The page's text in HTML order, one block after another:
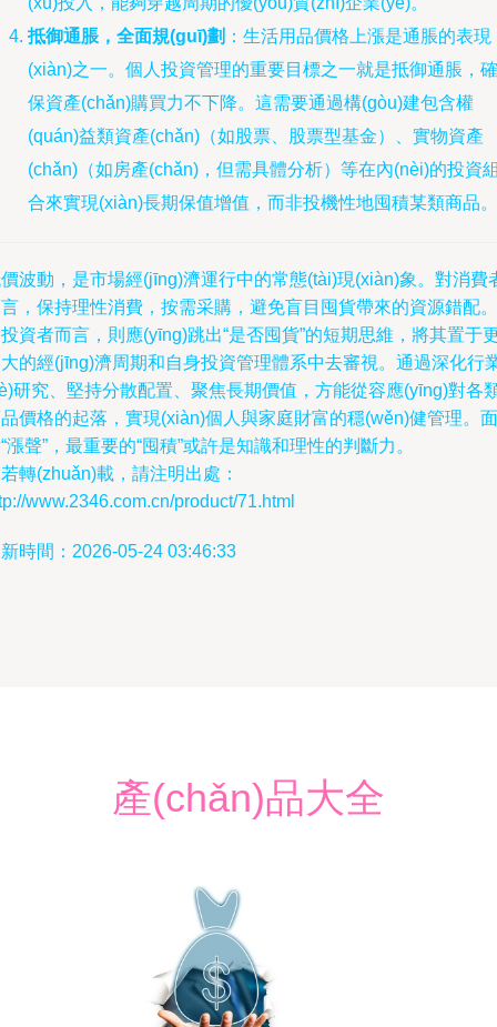
抵御通脹，全面規(guī)劃 ：生活用品價格上漲是通脹的表現
(xiàn)之一。個人投資管理的重要目標之一就是抵御通脹，確
保資產(chǎn)購買力不下降。這需要通過構(gòu)建包含權
(quán)益類資產(chǎn)（如股票、股票型基金）、實物資產
(chǎn)（如房產(chǎn)，但需具體分析）等在內(nèi)的投資
合來實現(xiàn)長期保值增值，而非投機性地囤積某類商品。
波動，是市場經(jīng)濟運行中的常態(tài)現(xiàn)象。對消費
，保持理性消費，按需采購，避免盲目囤貨帶來的資源錯配。
資者而言，則應(yīng)跳出“是否囤貨”的短期思維，將其置于
的經(jīng)濟周期和自身投資管理體系中去審視。通過深化行
研究、堅持分散配置、聚焦長期價值，方能從容應(yīng)對各
價格的起落，實現(xiàn)個人與家庭財富的穩(wěn)健管理。面
漲聲”，最重要的“囤積”或許是知識和理性的判斷力。
轉(zhuǎn)載，請注明出處：
www.2346.com.cn/product/71.html
時間：2026-05-24 03:46:33
產(chǎn)品大全